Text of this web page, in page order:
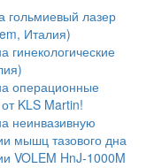
гольмиевый лазер
Италия)
операционные
KLS Martin!
неинвазивную
мышц тазового дна
VOLEM HnJ-1000M